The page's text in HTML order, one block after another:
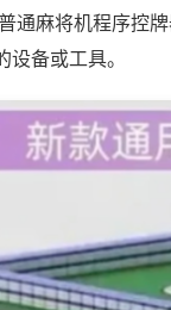
通麻将机程序控
备或工具。